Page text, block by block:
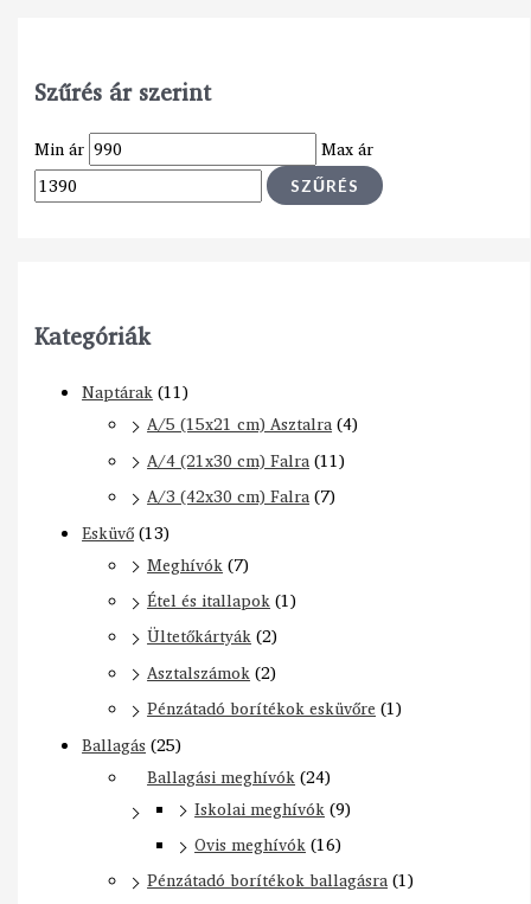
Szűrés ár szerint
Min ár Max ár
SZŰRÉS
Kategóriák
Naptárak(11)
A/5 (15x21 cm) Asztalra(4)
A/4 (21x30 cm) Falra(11)
A/3 (42x30 cm) Falra(7)
Esküvő(13)
Meghívók(7)
Étel és itallapok(1)
Ültetőkártyák(2)
Asztalszámok(2)
Pénzátadó borítékok esküvőre (1)
Ballagás (25)
Ballagási meghívók(24)
Iskolai meghívók(9)
Ovis meghívók(16)
Pénzátadó borítékok ballagásra(1)